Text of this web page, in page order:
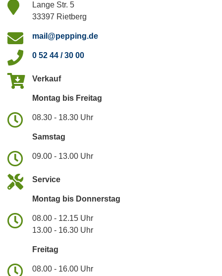
Lange Str. 5
33397 Rietberg
mail@pepping.de
0 52 44 / 30 00
Verkauf
Montag bis Freitag
08.30 - 18.30 Uhr
Samstag
09.00 - 13.00 Uhr
Service
Montag bis Donnerstag
08.00 - 12.15 Uhr
13.00 - 16.30 Uhr
Freitag
08.00 - 16.00 Uhr